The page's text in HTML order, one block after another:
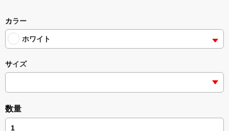
カラー
ホワイト
サイズ
数量